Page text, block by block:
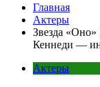
Главная
Актеры
Звезда
Кеннеди —
Актеры